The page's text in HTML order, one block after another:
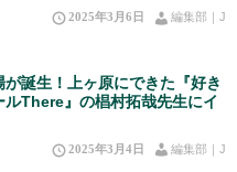
2025年3月6日 編集部｜J
誕生！上ヶ原にできた『好き
ルThere』の椙村拓哉先生にイ
2025年3月4日 編集部｜J